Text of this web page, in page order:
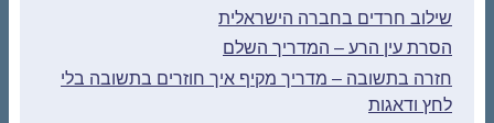
שילוב חרדים בחברה הישראלית
הסרת עין הרע – המדריך השלם
חזרה בתשובה – מדריך מקיף איך חוזרים בתשובה בלי
לחץ ודאגות